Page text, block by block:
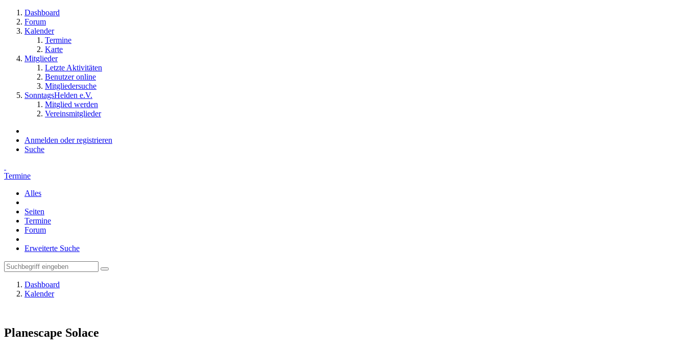
Dashboard
Forum
Kalender
Termine
Karte
Mitglieder
Letzte Aktivitäten
Benutzer online
Mitgliedersuche
SonntagsHelden e.V.
Mitglied werden
Vereinsmitglieder
Anmelden oder registrieren
Suche
Termine
Alles
Seiten
Termine
Forum
Erweiterte Suche
Dashboard
Kalender
Planescape Solace